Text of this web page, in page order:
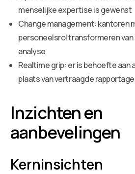
menselijke expertise is gewenst
Change management: kantoren
personeelsrol transformeren
analyse
Realtime grip: er is behoefte aan
plaats van vertraagde
Inzichten en
aanbevelingen
Kerninsichten